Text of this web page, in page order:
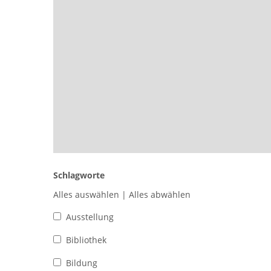
Schlagworte
Alles auswählen | Alles abwählen
Ausstellung
Bibliothek
Bildung